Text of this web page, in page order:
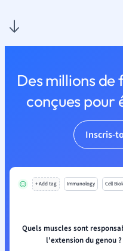
Des millions
conçues
Inscris-
+ Add tag Immunology Cell
Quels muscles sont
l'extension du genou ?